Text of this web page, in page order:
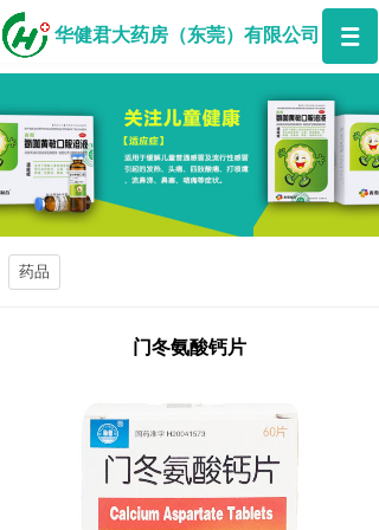
药品
门冬氨酸钙片
华健君大药房（东莞）有限公司